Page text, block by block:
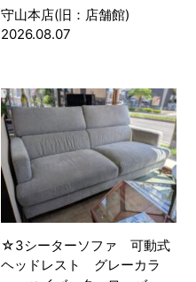
守山本店(旧：店舗館)
2026.08.07
☆3シーターソファ 可動式
ヘッドレスト グレーカラ